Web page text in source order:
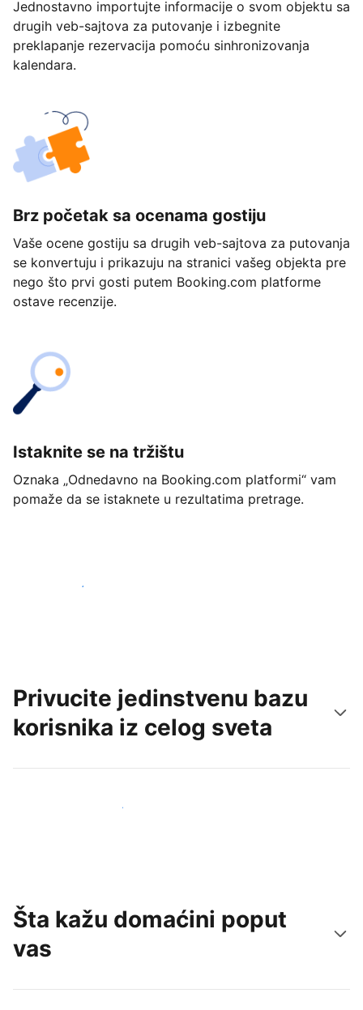
Jednostavno importujte informacije o svom objektu sa
drugih veb-sajtova za putovanje i izbegnite
preklapanje rezervacija pomoću sinhronizovanja
kalendara.
Brz početak sa ocenama gostiju
Vaše ocene gostiju sa drugih veb-sajtova za putovanja
se konvertuju i prikazuju na stranici vašeg objekta pre
nego što prvi gosti putem Booking.com platforme
ostave recenzije.
Istaknite se na tržištu
Oznaka „Odnedavno na Booking.com platformi“ vam
pomaže da se istaknete u rezultatima pretrage.
Počnite već danas
Privucite jedinstvenu bazu
korisnika iz celog sveta
Privucite nove goste već danas
Šta kažu domaćini poput
vas